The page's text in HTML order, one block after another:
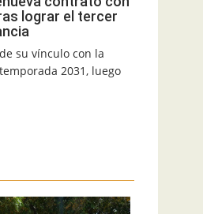
lograr el tercer
su vínculo con la
2031, luego